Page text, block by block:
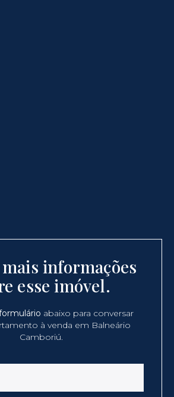
mais informações
esse imóvel.
abaixo para conversar
à venda em Balneário
Camboriú.